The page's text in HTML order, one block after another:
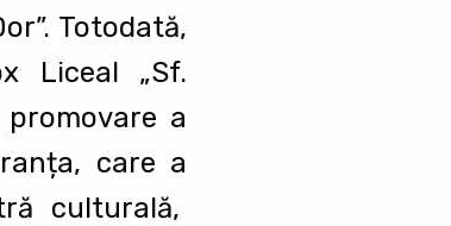
Totodată,
Liceal „Sf.
a
care a
culturală,